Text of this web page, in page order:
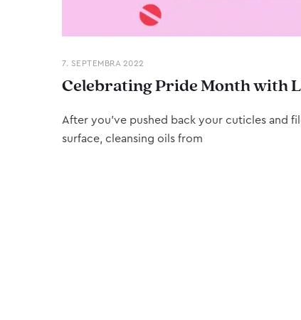
7. SEPTEMBRA 2022
Celebrating Pride Month with
After you’ve pushed back your cuticles and
surface, cleansing oils from